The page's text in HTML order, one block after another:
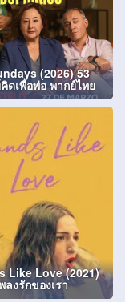
(2026) 53
ดเพื่อพ่อ พากย์ไทย
Like Love (2021)
ลงรักของเรา